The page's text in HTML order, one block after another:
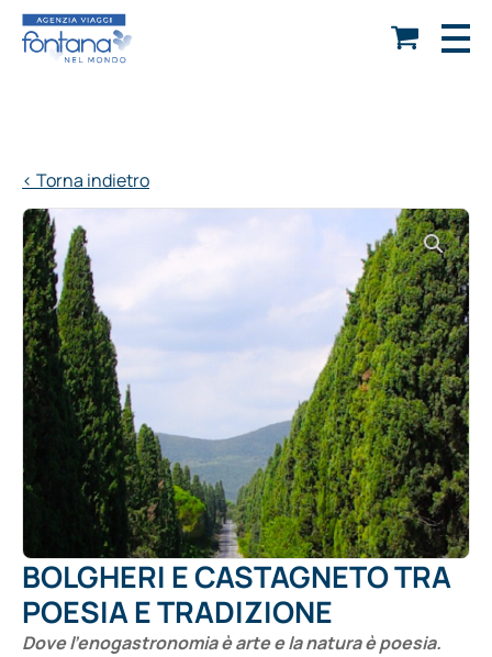
< Torna indietro
BOLGHERI E CASTAGNETO TRA
POESIA E TRADIZIONE
Dove l’enogastronomia è arte e la natura è poesia.